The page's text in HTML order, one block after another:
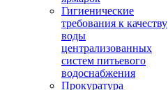
Гигиенические
требования к качеству
воды
централизованных
систем питьевого
водоснабжения
Прокуратура